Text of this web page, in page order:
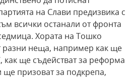
на Слави предизвика с
всички останали от фронта
Хората на Тошко
неща, например как ще
как ще съдействат за реформа
ще призоват за подкрепа,